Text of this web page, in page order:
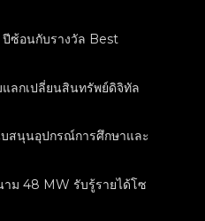
ซ้อนกับรางวัล Best
ลกเปลี่ยนสินทรัพย์ดิจิทัล
สนุนอุปกรณ์การศึกษาและ
ม 48 MW รับรู้รายได้โซ